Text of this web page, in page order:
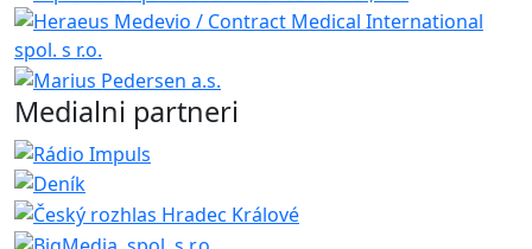
Medialni partneri